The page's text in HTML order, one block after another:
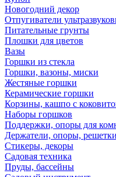
Новогодний декор
Отпугиватели
Питательные грунты
Плошки для цветов
Вазы
Горшки из стекла
Горшки, вазоны, миски
Жестяные горшки
Керамические горшки
Корзины, кашпо с
Наборы горшков
Поддержки, опоры для
Держатели, опоры,
Стикеры, декоры
Садовая техника
Пруды, бассейны